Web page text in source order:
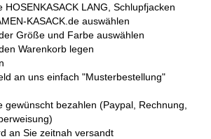
HOSENKASACK LANG, Schlupfjacken
KASACK.de auswählen
Größe und Farbe auswählen
Warenkorb legen
an uns einfach "Musterbestellung"
gewünscht bezahlen (Paypal, Rechnung,
an Sie zeitnah versandt